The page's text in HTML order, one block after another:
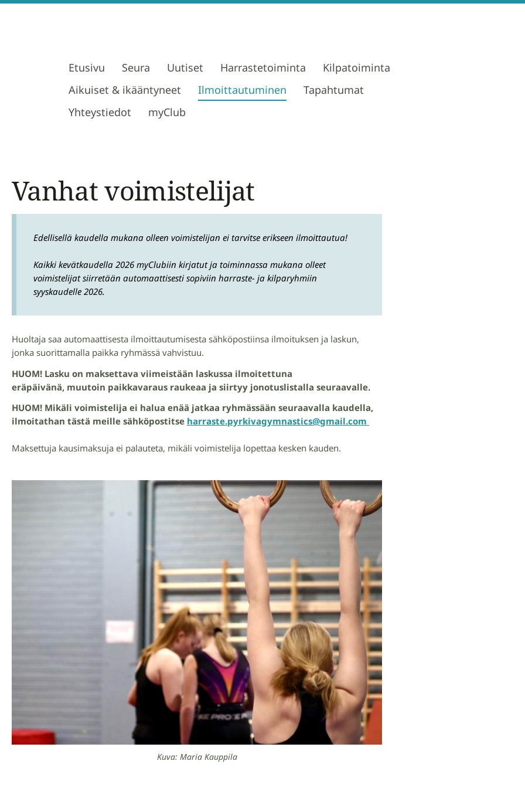
Etusivu Seura Uutiset Harrastetoiminta
Kilpatoiminta
Aikuiset & ikääntyneet
Ilmoittautuminen
Tapahtumat
Yhteystiedot
myClub
Vanhat voimistelijat
Edellisellä kaudella mukana olleen voimistelijan ei tarvitse erikseen ilmoittautua!
Kaikki kevätkaudella 2026 myClubiin kirjatut ja toiminnassa mukana olleet
voimistelijat siirretään automaattisesti sopiviin harraste- ja kilparyhmiin
syyskaudelle 2026.
Huoltaja saa automaattisesta ilmoittautumisesta sähköpostiinsa ilmoituksen ja laskun,
jonka suorittamalla paikka ryhmässä vahvistuu.
HUOM! Lasku on maksettava viimeistään laskussa ilmoitettuna
eräpäivänä, muutoin paikkavaraus raukeaa ja siirtyy jonotuslistalla seuraavalle.
HUOM! Mikäli voimistelija ei halua enää jatkaa ryhmässään seuraavalla kaudella,
ilmoitathan tästä meille sähköpostitse harraste.pyrkivagymnastics@gmail.com
Maksettuja kausimaksuja ei palauteta, mikäli voimistelija lopettaa kesken kauden.
Kuva: Maria Kauppila